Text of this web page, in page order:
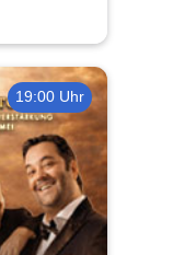
19:00 Uhr